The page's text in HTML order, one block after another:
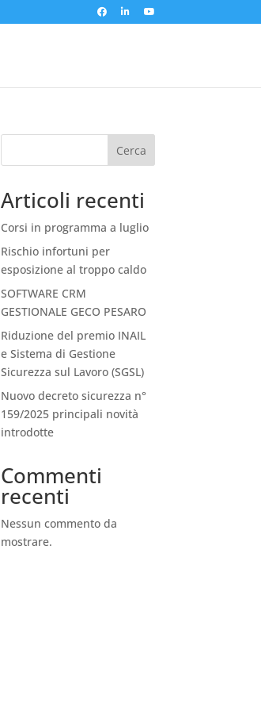
Cerca
Articoli recenti
Corsi in programma a luglio
Rischio infortuni per
esposizione al troppo caldo
SOFTWARE CRM
GESTIONALE GECO PESARO
Riduzione del premio INAIL
e Sistema di Gestione
Sicurezza sul Lavoro (SGSL)
Nuovo decreto sicurezza n°
159/2025 principali novità
introdotte
Commenti
recenti
Nessun commento da
mostrare.